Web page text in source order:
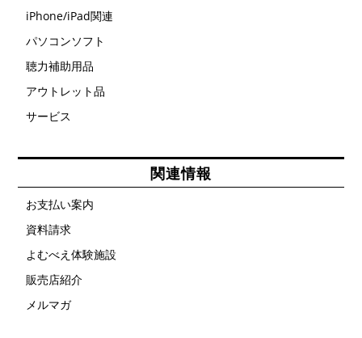
iPhone/iPad関連
パソコンソフト
聴力補助用品
アウトレット品
サービス
関連情報
お支払い案内
資料請求
よむべえ体験施設
販売店紹介
メルマガ